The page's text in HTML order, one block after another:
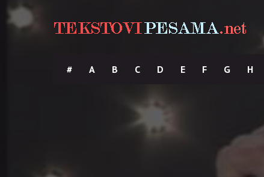
# A B C D E F G H